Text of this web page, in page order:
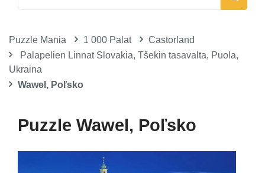
Puzzle Mania 1 000 Palat
Castorland
Palapelien Linnat Slovakia, Tšekin tasavalta, Puola,
Ukraina
Wawel, Poľsko
Puzzle Wawel, Poľsko